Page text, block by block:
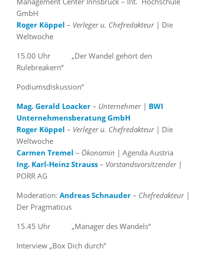
GmbH
Roger Köppel – Verleger u. Chefredakteur| Die
Weltwoche
15.00 Uhr „Der Wandel gehört den
Rulebreakern“
Podiumsdiskussion“
Mag. Gerald Loacker– Unternehmer| BWI
Unternehmensberatung GmbH
Roger Köppel – Verleger u. Chefredakteur| Die
Weltwoche
Carmen Tremel – Ökonomin | Agenda Austria
Ing. Karl-Heinz Strauss– Vorstandsvorsitzender|
PORR AG
Moderation: Andreas Schnauder– Chefredakteur |
Der Pragmaticus
15.45 Uhr „Manager des Wandels“
Interview „Box Dich durch“